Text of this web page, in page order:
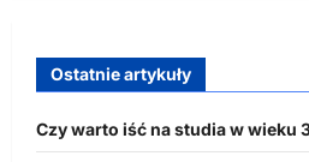
Ostatnie artykuły
Czy warto iść na studia w wieku